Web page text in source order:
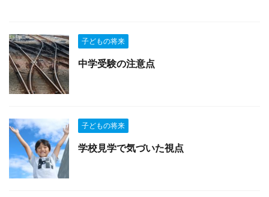
子どもの将来
中学受験の注意点
子どもの将来
学校見学で気づいた視点